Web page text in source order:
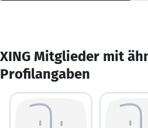
XING Mitglieder mit
Profilangaben